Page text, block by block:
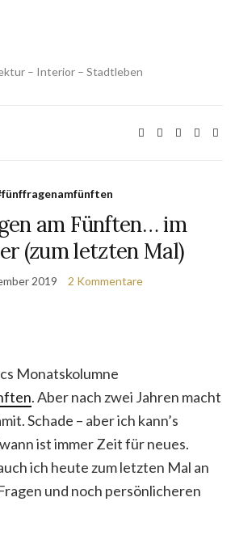
– Interior – Stadtleben
am Fünften… im
(zum letzten Mal)
2019 2 Kommentare
Monatskolumne
. Aber nach zwei Jahren macht
Schade – aber ich kann’s
ist immer Zeit für neues.
ich heute zum letzten Mal an
und noch persönlicheren